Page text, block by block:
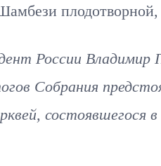
плодотворной,
России
Собрания
состоявшегося